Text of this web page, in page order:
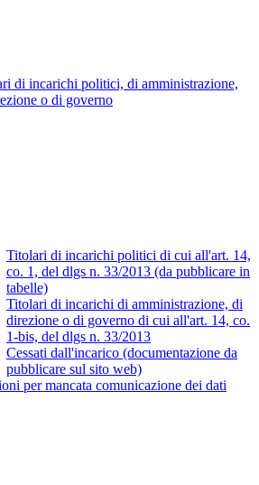
di incarichi politici, di amministrazione,
o di governo
Titolari di incarichi politici di cui all'art. 14,
co. 1, del dlgs n. 33/2013 (da pubblicare in
tabelle)
Titolari di incarichi di amministrazione, di
direzione o di governo di cui all'art. 14, co.
1-bis, del dlgs n. 33/2013
Cessati dall'incarico (documentazione da
pubblicare sul sito web)
per mancata comunicazione dei dati